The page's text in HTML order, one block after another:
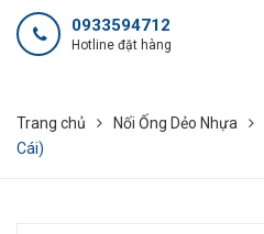
0933594712
Hotline đặt hàng
Trang chủ Nối Ống Dẻo Nhựa
Cái)